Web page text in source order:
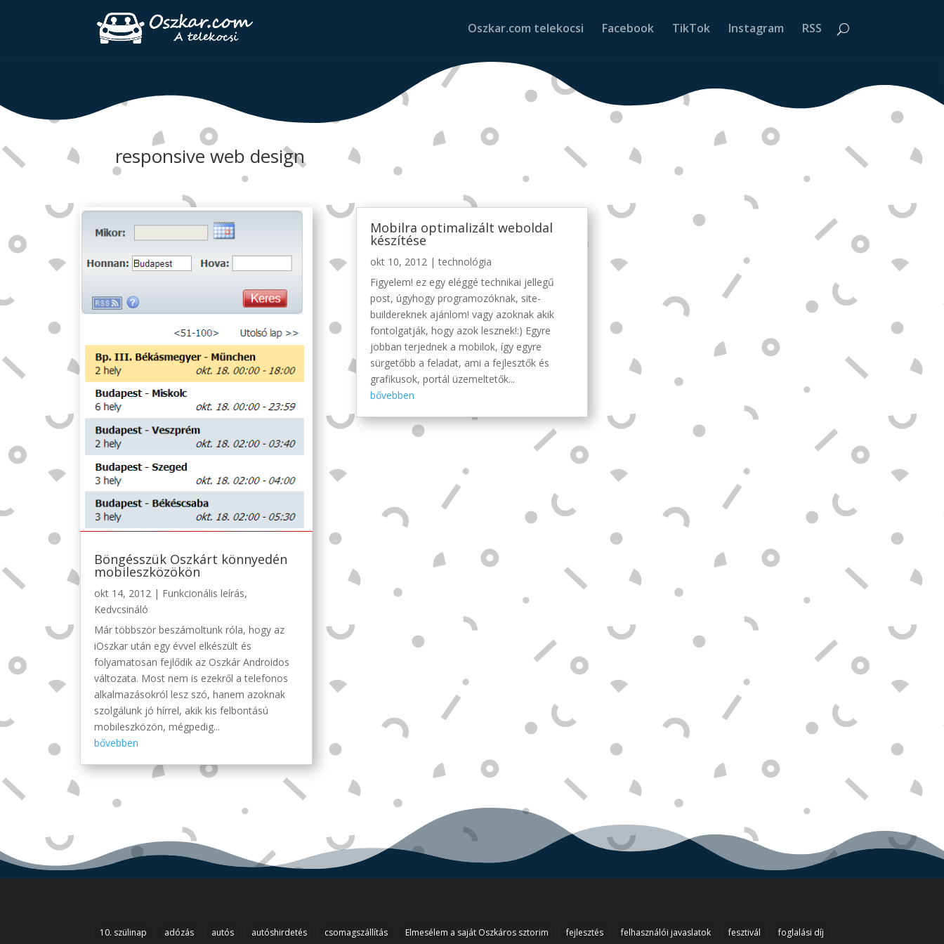
Oszkar.com telekocsi Facebook TikTok Instagram RSS
responsive web design
Böngésszük Oszkárt könnyedén
mobileszközökön
okt 14, 2012 | Funkcionális leírás,
Kedvcsináló
Már többször beszámoltunk róla, hogy az
iOszkar után egy évvel elkészült és
folyamatosan fejlődik az Oszkár Androidos
változata. Most nem is ezekről a telefonos
alkalmazásokról lesz szó, hanem azoknak
szolgálunk jó hírrel, akik kis felbontású
mobileszközön, mégpedig...
bővebben
Mobilra optimalizált weboldal
készítése
okt 10, 2012|technológia
Figyelem! ez egy eléggé technikai jellegű
post, úgyhogy programozóknak, site-
buildereknek ajánlom! vagy azoknak akik
fontolgatják, hogy azok lesznek!:) Egyre
jobban terjednek a mobilok, így egyre
sürgetőbb a feladat, ami a fejlesztők és
grafikusok, portál üzemeltetők...
bővebben
10. szülinap adózás autós autóshirdetés csomagszállítás Elmesélem a saját Oszkáros sztorim fejlesztés felhasználói javaslatok fesztivál foglalási díj